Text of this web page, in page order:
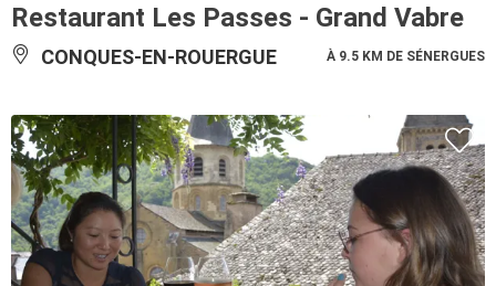
Restaurant Les Passes - Grand Vabre
CONQUES-EN-ROUERGUE À 9.5 KM DE SÉNERGUES